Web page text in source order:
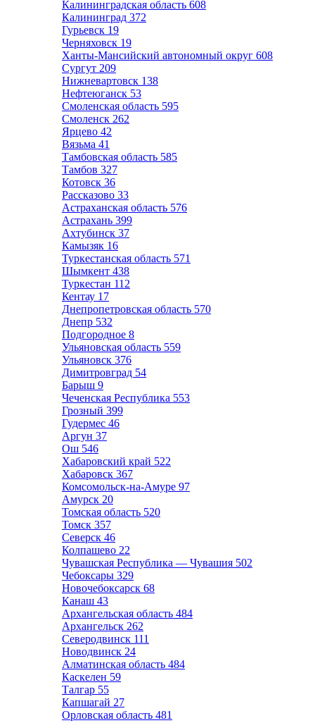
Калининградская область 608
Калининград 372
Гурьевск 19
Черняховск 19
Ханты-Мансийский автономный округ 608
Сургут 209
Нижневартовск 138
Нефтеюганск 53
Смоленская область 595
Смоленск 262
Ярцево 42
Вязьма 41
Тамбовская область 585
Тамбов 327
Котовск 36
Рассказово 33
Астраханская область 576
Астрахань 399
Ахтубинск 37
Камызяк 16
Туркестанская область 571
Шымкент 438
Туркестан 112
Кентау 17
Днепропетровская область 570
Днепр 532
Подгородное 8
Ульяновская область 559
Ульяновск 376
Димитровград 54
Барыш 9
Чеченская Республика 553
Грозный 399
Гудермес 46
Аргун 37
Ош 546
Хабаровский край 522
Хабаровск 367
Комсомольск-на-Амуре 97
Амурск 20
Томская область 520
Томск 357
Северск 46
Колпашево 22
Чувашская Республика — Чувашия 502
Чебоксары 329
Новочебоксарск 68
Канаш 43
Архангельская область 484
Архангельск 262
Северодвинск 111
Новодвинск 24
Алматинская область 484
Каскелен 59
Талгар 55
Капшагай 27
Орловская область 481